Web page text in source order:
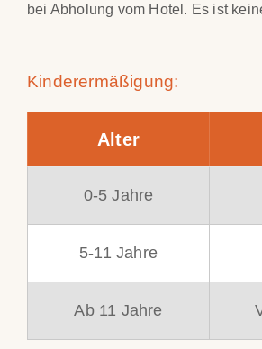
bei Abholung vom Hotel. Es ist
Kinderermäßigung:
Alter
0-5 Jahre
5-11 Jahre
Ab 11 Jahre